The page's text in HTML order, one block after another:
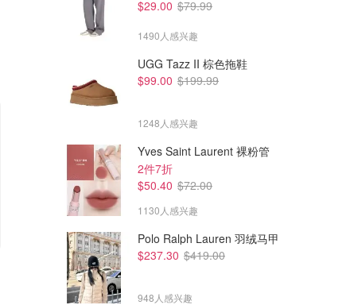
$595.00
COACH OUTLET Station 手袋
哑光褶皱皮
$510.00
皮革 多袋
$29.00 $79.99
1490人感兴趣
UGG Tazz II 棕色拖鞋
$99.00 $199.99
1248人感兴趣
Yves Saint Laurent 裸粉管
2件7折
$50.40 $72.00
1130人感兴趣
Polo Ralph Lauren 羽绒马甲
$237.30 $419.00
948人感兴趣